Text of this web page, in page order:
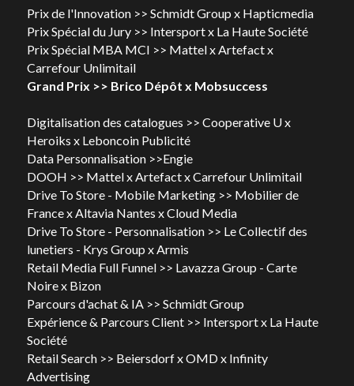
Prix de l'Innovation >> Schmidt Group x Hapticmedia
Prix Spécial du Jury >> Intersport x La Haute Société
Prix Spécial MBA MCI >> Mattel x Artefact x
Carrefour Unlimitail
Grand Prix >> Brico Dépôt x Mobsuccess
Digitalisation des catalogues >> Cooperative U x
Heroiks x Leboncoin Publicité
Data Personnalisation >>Engie
DOOH >> Mattel x Artefact x Carrefour Unlimitail
Drive To Store - Mobile Marketing >> Mobilier de
Drive To Store - Personnalisation >> Le Collectif des
lunetiers - Krys Group x Armis
Retail Media Full Funnel >> Lavazza Group - Carte
Noire x Bizon
Parcours d'achat & IA >> Schmidt Group
Expérience & Parcours Client >> Intersport x La Haute
Société
Retail Search >> Beiersdorf x OMD x Infinity
Advertising